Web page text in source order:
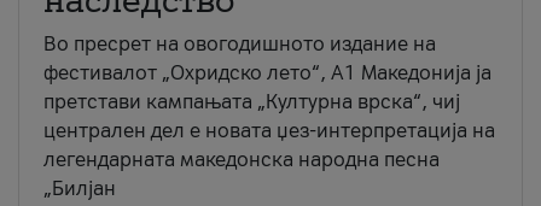
Во пресрет на овогодишното издание на
фестивалот „Охридско лето“, А1 Македонија ја
претстави кампањата „Културна врска“, чиј
централен дел е новата џез-интерпретација на
легендарната македонска народна песна
„Билјан